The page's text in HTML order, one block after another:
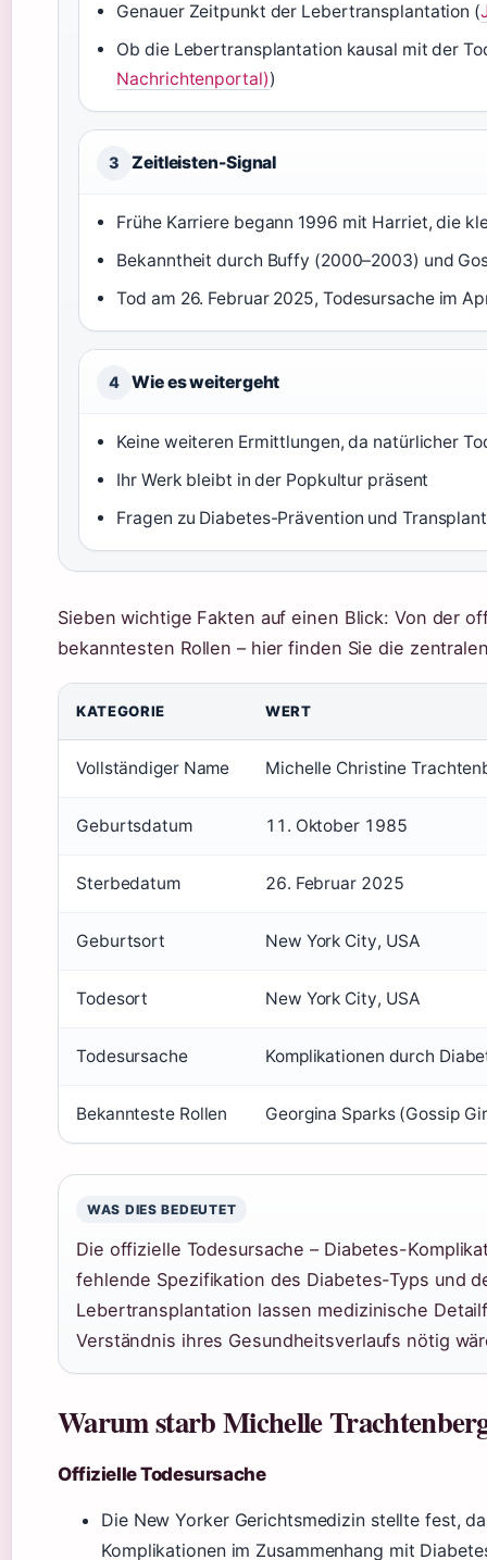
Genauer Zeitpunkt der Lebertransplantation (
Ob die Lebertransplantation kausal mit der
Nachrichtenportal))
3 Zeitleisten-Signal
Frühe Karriere begann 1996 mit Harriet, die
Bekanntheit durch Buffy (2000–2003) und
Tod am 26. Februar 2025, Todesursache im
4 Wie es weitergeht
Keine weiteren Ermittlungen, da natürlicher
Ihr Werk bleibt in der Popkultur präsent
Fragen zu Diabetes-Prävention und
Sieben wichtige Fakten auf einen Blick: Von der
bekanntesten Rollen – hier finden Sie die
KATEGORIE WERT
Vollständiger Name Michelle Christine
Geburtsdatum 11. Oktober 1985
Sterbedatum 26. Februar 2025
Geburtsort New York City, USA
Todesort New York City, USA
Todesursache Komplikationen durch
Bekannteste Rollen Georgina Sparks (Gossip
WAS DIES BEDEUTET
Die offizielle Todesursache – Diabetes-
fehlende Spezifikation des Diabetes-Typs und
Lebertransplantation lassen medizinische
Verständnis ihres Gesundheitsverlaufs nötig
Warum starb Michelle
Offizielle Todesursache
Die New Yorker Gerichtsmedizin stellte fest,
Komplikationen im Zusammenhang mit